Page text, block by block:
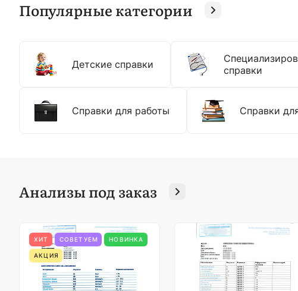
Популярные категории
Детские справки
справки
Справки для работы Справки
Анализы под заказ
ХИТ СОВЕТУЕМ НОВИНКА
АКЦИЯ